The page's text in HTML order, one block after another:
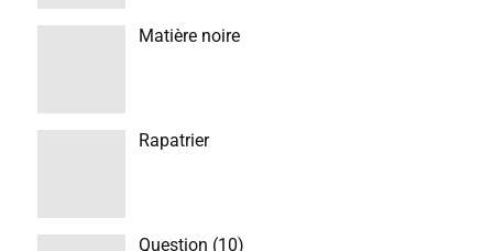
Matière noire
Rapatrier
Question (10)